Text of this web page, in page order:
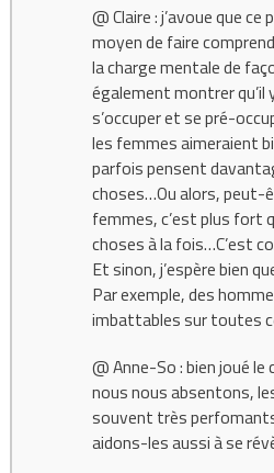
@ Claire : j’avoue que ce petit
moyen de faire
la charge mentale de
également montrer qu’il
s’occuper et se pré-
les femmes aimeraient
parfois pensent
choses…Ou alors, peut-
femmes, c’est plus fort qu’elles de penser à mille
choses à la fois…C’est
Et sinon, j’espère bien
Par exemple, des
imbattables sur toutes
@ Anne-So : bien joué
nous nous absentons,
souvent très
aidons-les aussi à se